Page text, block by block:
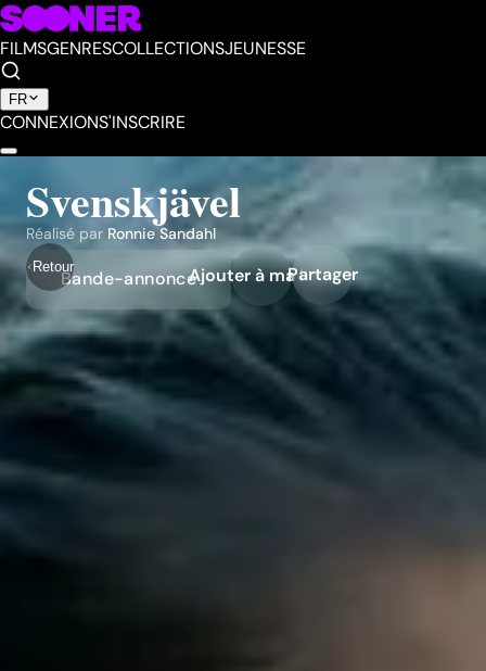
FILMSGENRESCOLLECTIONSJEUNESSE
FR
CONNEXIONS'INSCRIRE
Retour
Svenskjävel
Réalisé par Ronnie Sandahl
Bande-annonceAjouter à ma liste
Partager